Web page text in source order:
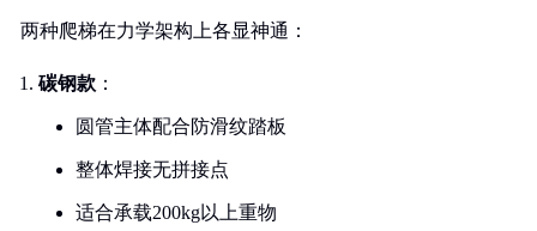
两种爬梯在力学架构上各显神通：
碳钢款 ：
圆管主体配合防滑纹踏板
整体焊接无拼接点
适合承载200kg以上重物